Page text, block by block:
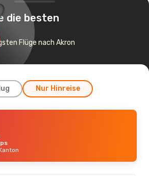
die besten
Flüge nach Akron
Nur Hinreise
- Kanton
1 Zwischenstopp